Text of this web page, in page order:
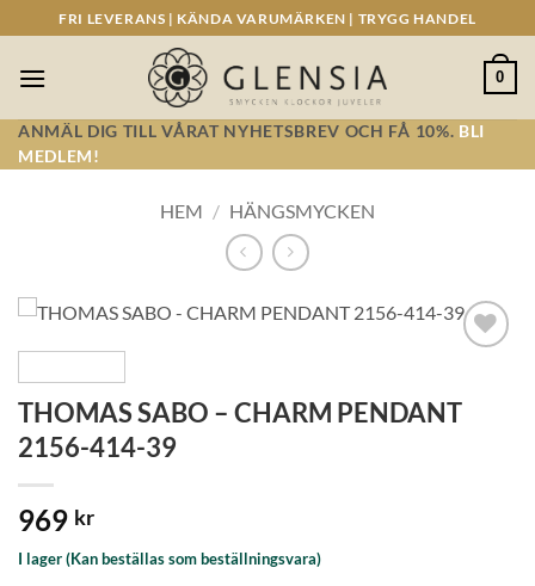
to
content
FRI LEVERANS | KÄNDA VARUMÄRKEN | TRYGG HANDEL
0
ANMÄL DIG TILL VÅRAT NYHETSBREV OCH FÅ 10%. BLI
MEDLEM!
HEM / HÄNGSMYCKEN
THOMAS SABO – CHARM PENDANT
2156-414-39
969 kr
I lager (Kan beställas som beställningsvara)